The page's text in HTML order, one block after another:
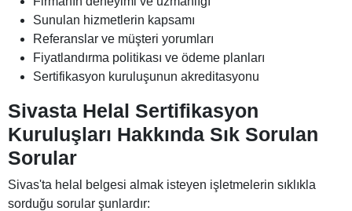
Sunulan hizmetlerin kapsamı
Referanslar ve müşteri yorumları
Fiyatlandırma politikası ve ödeme planları
Sertifikasyon kuruluşunun akreditasyonu
Sivasta Helal Sertifikasyon
Kuruluşları Hakkında Sık Sorulan
Sorular
Sivas'ta helal belgesi almak isteyen işletmelerin sıklıkla
sorduğu sorular şunlardır: